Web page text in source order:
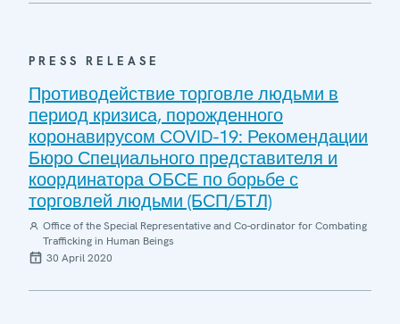
PRESS RELEASE
Противодействие торговле людьми в
период кризиса, порожденного
коронавирусом COVID-19: Рекомендации
Бюро Специального представителя и
координатора ОБСЕ по борьбе с
торговлей людьми (БСП/БТЛ)
Office of the Special Representative and Co-ordinator for Combating
Trafficking in Human Beings
30 April 2020